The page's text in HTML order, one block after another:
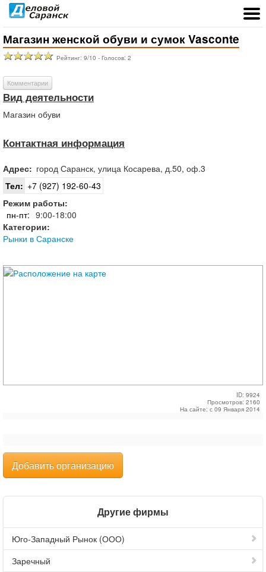
Магазин женской обуви и сумок Vasconte
Рейтинг: 9/10 - Голосов: 2
Комментарии
Вид деятельности
Магазин обуви
Контактная информация
Адрес: город Саранск, улица Косарева, д.50, оф.3
Тел: +7 (927) 192-60-43
Режим работы:
пн-пт: 9:00-18:00
Категории:
Рынки в Саранске
ID: 9924
Просмотров: 2160
На сайте: с 09 Января 2014
Добавить организацию
Другие фирмы
Юго-Западный Рынок (ООО)
Заречный